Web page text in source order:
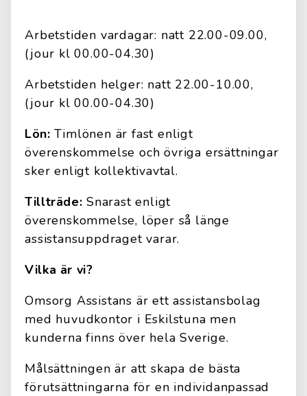
Arbetstiden vardagar: natt 22.00-09.00,
(jour kl 00.00-04.30)
Arbetstiden helger: natt 22.00-10.00,
(jour kl 00.00-04.30)
Lön: Timlönen är fast enligt
överenskommelse och övriga ersättningar
sker enligt kollektivavtal.
Tillträde: Snarast enligt
överenskommelse, löper så länge
assistansuppdraget varar.
Vilka är vi?
Omsorg Assistans är ett assistansbolag
med huvudkontor i Eskilstuna men
kunderna finns över hela Sverige.
Målsättningen är att skapa de bästa
förutsättningarna för en individanpassad